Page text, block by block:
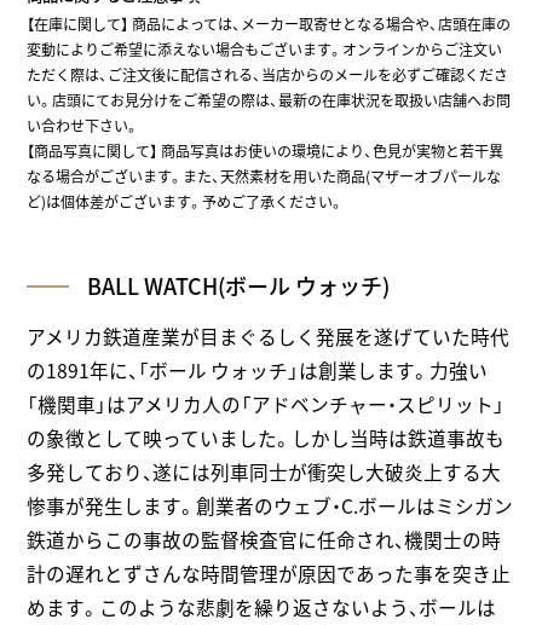
【在庫に関して】商品によっては、メーカー取寄せとなる場合や、店頭在庫の
変動によりご希望に添えない場合もございます。オンラインからご注文い
ただく際は、ご注文後に配信される、当店からのメールを必ずご確認くださ
い。店頭にてお見分けをご希望の際は、最新の在庫状況を取扱い店舗へお問
い合わせ下さい。
【商品写真に関して】 商品写真はお使いの環境により、色見が実物と若干異
なる場合がございます。また、天然素材を用いた商品(マザーオブパールな
ど)は個体差がございます。予めご了承ください。
BALL WATCH(ボール ウォッチ)
アメリカ鉄道産業が目まぐるしく発展を遂げていた時代
の1891年に、「ボール ウォッチ」は創業します。力強い
「機関車」はアメリカ人の「アドベンチャー・スピリット」
の象徴として映っていました。しかし当時は鉄道事故も
多発しており、遂には列車同士が衝突し大破炎上する大
惨事が発生します。創業者のウェブ・C.ボールはミシガン
鉄道からこの事故の監督検査官に任命され、機関士の時
計の遅れとずさんな時間管理が原因であった事を突き止
めます。このような悲劇を繰り返さないよう、ボールは